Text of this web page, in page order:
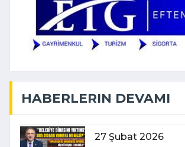
HABERLERIN DEVAMI
27 Şubat 2026